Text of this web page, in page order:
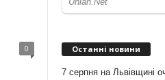
0 Останні новини
7 серпня на Львівщині